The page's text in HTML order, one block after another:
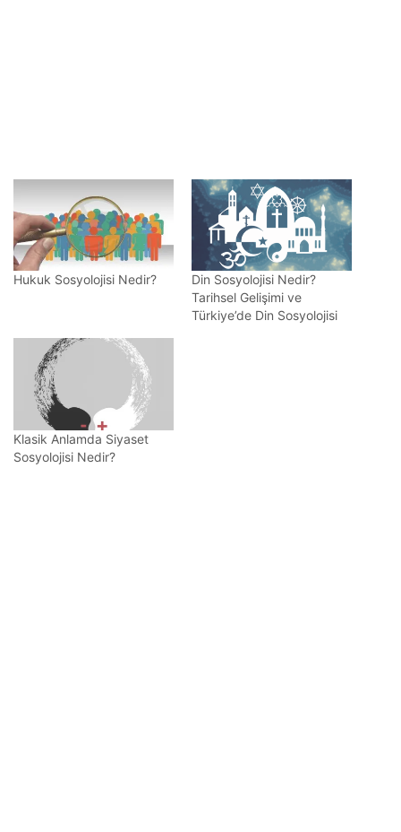
Hukuk Sosyolojisi Nedir?
Din Sosyolojisi Nedir?
Tarihsel Gelişimi ve
Türkiye’de Din Sosyolojisi
Klasik Anlamda Siyaset
Sosyolojisi Nedir?